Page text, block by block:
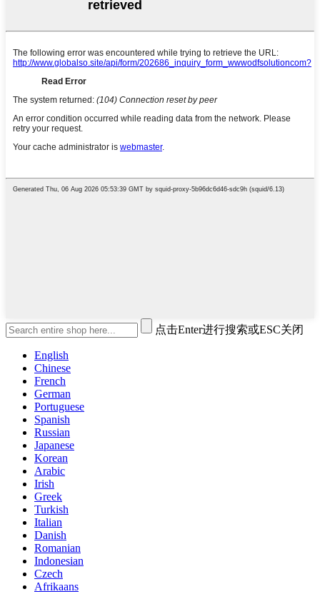
点击Enter进行搜索或ESC关闭
English
Chinese
French
German
Portuguese
Spanish
Russian
Japanese
Korean
Arabic
Irish
Greek
Turkish
Italian
Danish
Romanian
Indonesian
Czech
Afrikaans